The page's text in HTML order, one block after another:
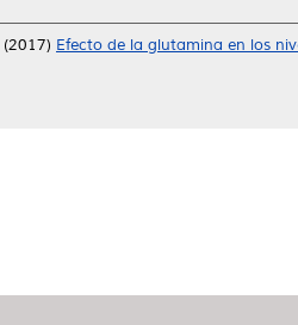
(2017) Efecto de la glutamina en los